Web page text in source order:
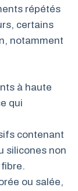
répétés
certains
notamment
à haute
qui
contenant
silicones non
ou salée,